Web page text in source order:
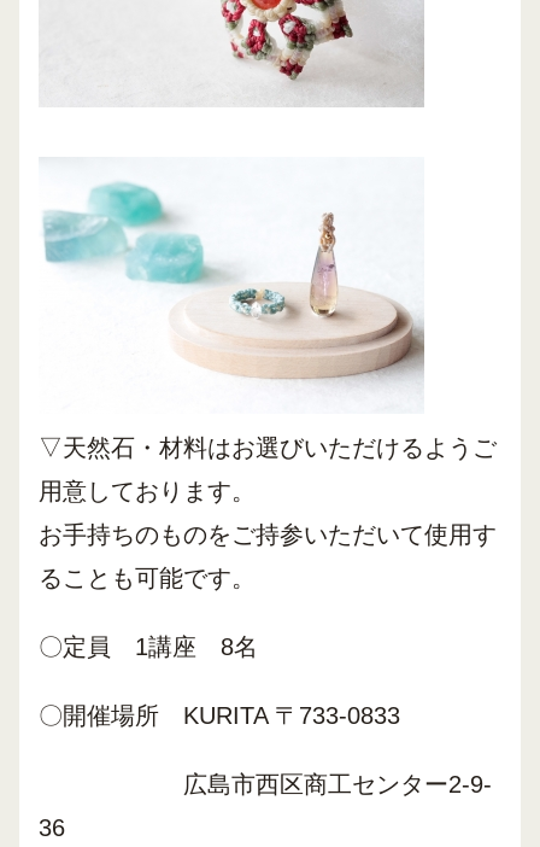
▽天然石・材料はお選びいただけるようご
用意しております。
お手持ちのものをご持参いただいて使用す
ることも可能です。
〇定員 1講座 8名
〇開催場所 KURITA 〒733-0833
広島市西区商工センター2-9-
36